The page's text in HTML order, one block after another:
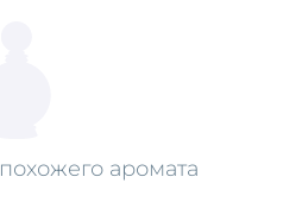
аромата